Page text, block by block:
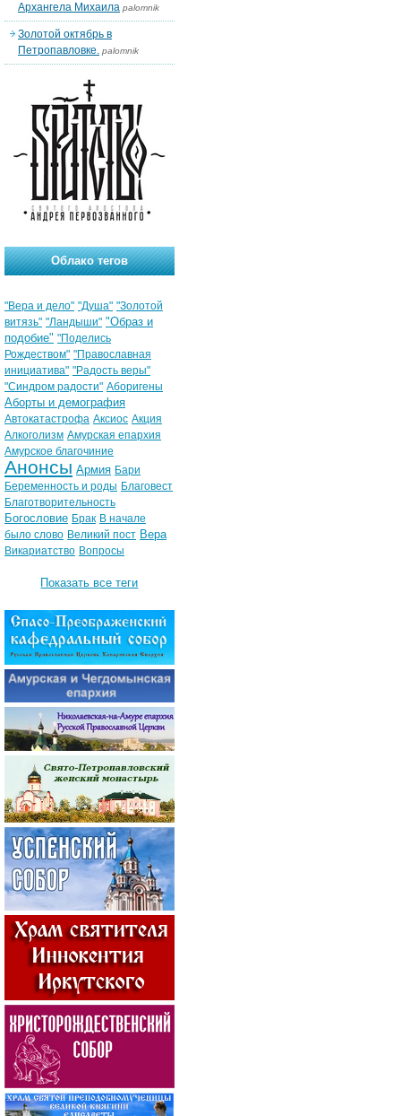
Архангела Михаила palomnik
Золотой октябрь в
Петропавловке. palomnik
Облако тегов
"Вера и дело" "Душа" "Золотой
витязь" "Ландыши" "Образ и
подобие" "Поделись
Рождеством" "Православная
инициатива" "Радость веры"
"Синдром радости" Аборигены
Аборты и демография
Автокатастрофа Аксиос Акция
Алкоголизм Амурская епархия
Амурское благочиние
Анонсы Армия Бари
Беременность и роды Благовест
Благотворительность
Богословие Брак В начале
было слово Великий пост Вера
Викариатство Вопросы
Показать все теги